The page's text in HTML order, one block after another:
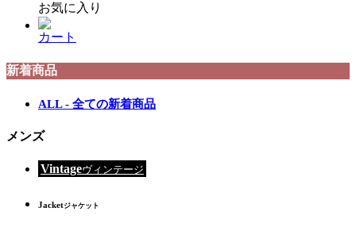
お気に入り
カート
新着商品
ALL - 全ての新着商品
メンズ
Vintageヴィンテージ
Jacketジャケット